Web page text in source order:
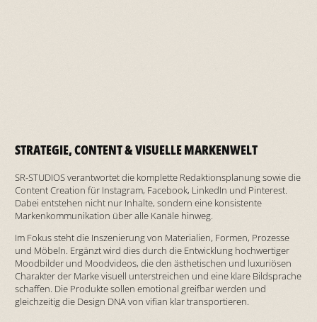
STRATEGIE, CONTENT & VISUELLE MARKENWELT
SR-STUDIOS verantwortet die komplette Redaktionsplanung sowie die
Content Creation für Instagram, Facebook, LinkedIn und Pinterest.
Dabei entstehen nicht nur Inhalte, sondern eine konsistente
Markenkommunikation über alle Kanäle hinweg.
Im Fokus steht die Inszenierung von Materialien, Formen, Prozesse
und Möbeln. Ergänzt wird dies durch die Entwicklung hochwertiger
Moodbilder und Moodvideos, die den ästhetischen und luxuriösen
Charakter der Marke visuell unterstreichen und eine klare Bildsprache
schaffen. Die Produkte sollen emotional greifbar werden und
gleichzeitig die Design DNA von vifian klar transportieren.